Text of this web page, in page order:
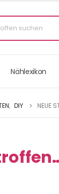
Nählexikon
, DIY NEUE